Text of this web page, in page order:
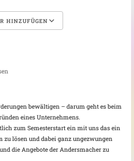
HINZUFÜGEN
bewältigen – darum geht es beim
eines Unternehmens.
zum Semesterstart ein mit uns das ein
zu lösen und dabei ganz ungezwungen
die Angebote der Andersmacher zu